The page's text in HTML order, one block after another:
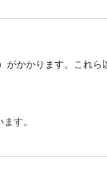
かかります。これら
す。